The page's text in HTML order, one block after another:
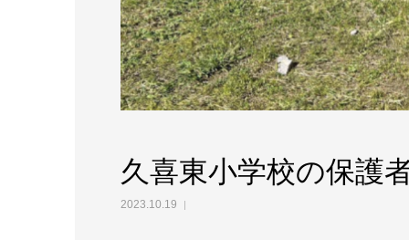
久喜東小学校の保護
2023.10.19